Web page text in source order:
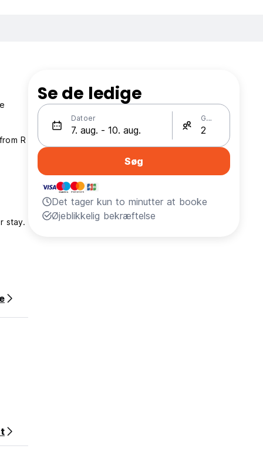
R
stay.
Se de ledige
Datoer Gæster
Søg
Det tager kun to minutter at booke
Øjeblikkelig bekræftelse